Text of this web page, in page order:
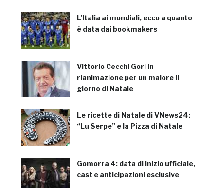
L’Italia ai mondiali, ecco a quanto
è data dai bookmakers
Vittorio Cecchi Gori in
rianimazione per un malore il
giorno di Natale
Le ricette di Natale di VNews24:
“Lu Serpe” e la Pizza di Natale
Gomorra 4: data di inizio ufficiale,
cast e anticipazioni esclusive